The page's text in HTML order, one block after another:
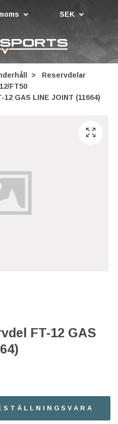
SEK
Reservdelar
FT50
GAS LINE JOINT (11664)
FT-12 GAS